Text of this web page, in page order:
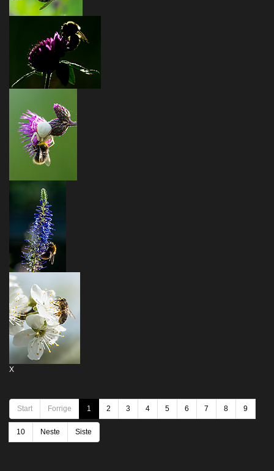
X
Start Forrige 1 2 3 4 5 6 7 8 9
10 Neste Siste